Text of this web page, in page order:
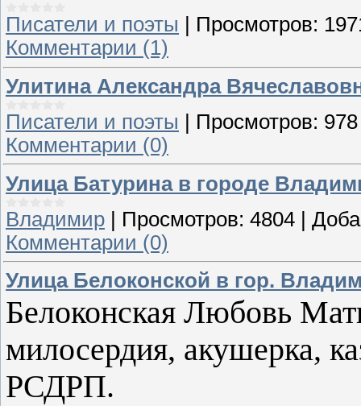
Писатели и поэты Просмотров:
Комментарии (1)
Улитина Александра
Писатели и поэты
Просмотров: 978
Комментарии (0)
Улица Батурина в городе
Владимир | Просмотров: 4804 |
Комментарии (0)
Улица Белоконской в гор.
Белоконская Любовь
милосердия, акушерка,
РСДРП.